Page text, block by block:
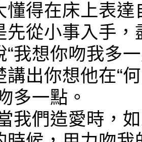
懂得在床上表
先從小事入手
“我想你吻我多
出你想他在“
多一點。
我們造愛時，